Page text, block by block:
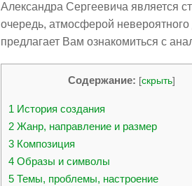
Александра Сергеевича является
очередь, атмосферой
предлагает Вам ознакомиться с
Содержание: [скрыть]
1 История создания
2 Жанр, направление и размер
3 Композиция
4 Образы и символы
5 Темы, проблемы, настроение